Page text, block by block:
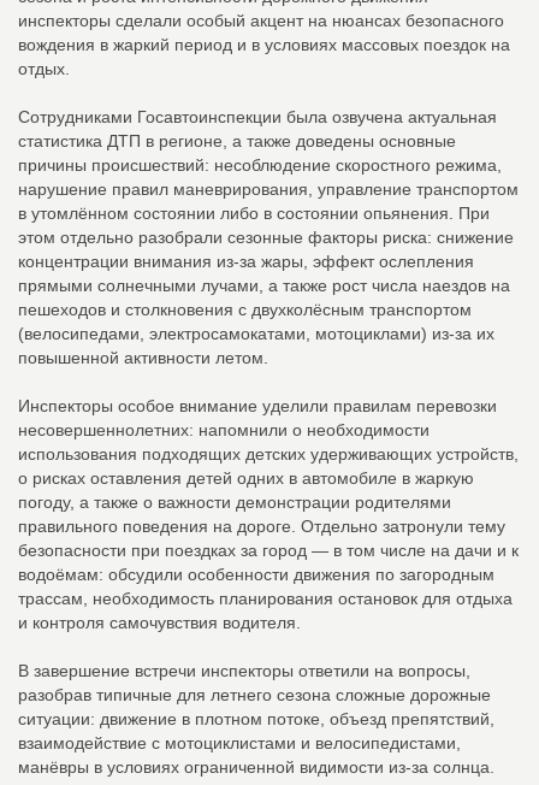
инспекторы сделали особый акцент на нюансах безопасного
вождения в жаркий период и в условиях массовых поездок на
отдых.
Сотрудниками Госавтоинспекции была озвучена актуальная
статистика ДТП в регионе, а также доведены основные
причины происшествий: несоблюдение скоростного режима,
нарушение правил маневрирования, управление транспортом
в утомлённом состоянии либо в состоянии опьянения. При
этом отдельно разобрали сезонные факторы риска: снижение
концентрации внимания из‑за жары, эффект ослепления
прямыми солнечными лучами, а также рост числа наездов на
пешеходов и столкновения с двухколёсным транспортом
(велосипедами, электросамокатами, мотоциклами) из‑за их
повышенной активности летом.
Инспекторы особое внимание уделили правилам перевозки
несовершеннолетних: напомнили о необходимости
использования подходящих детских удерживающих устройств,
о рисках оставления детей одних в автомобиле в жаркую
погоду, а также о важности демонстрации родителями
правильного поведения на дороге. Отдельно затронули тему
безопасности при поездках за город — в том числе на дачи и к
водоёмам: обсудили особенности движения по загородным
трассам, необходимость планирования остановок для отдыха
и контроля самочувствия водителя.
В завершение встречи инспекторы ответили на вопросы,
разобрав типичные для летнего сезона сложные дорожные
ситуации: движение в плотном потоке, объезд препятствий,
взаимодействие с мотоциклистами и велосипедистами,
манёвры в условиях ограниченной видимости из‑за солнца.